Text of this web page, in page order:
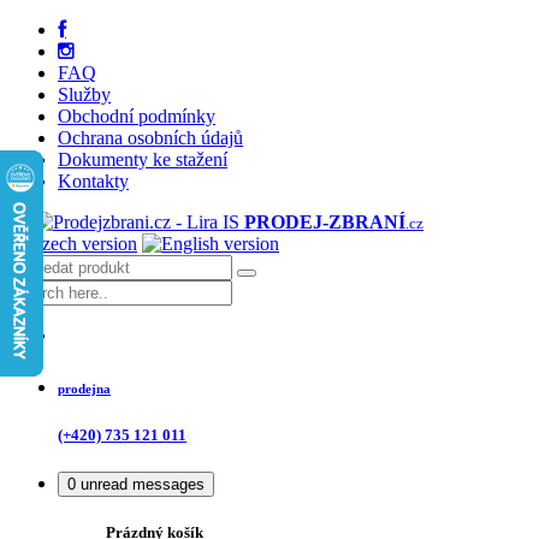
FAQ
Služby
Obchodní podmínky
Ochrana osobních údajů
Dokumenty ke stažení
Kontakty
PRODEJ-ZBRANÍ.cz
prodejna
(+420) 735 121 011
0 unread messages
Prázdný košík